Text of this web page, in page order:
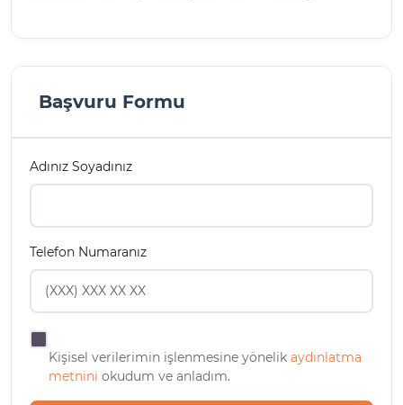
Başvuru Formu
Adınız Soyadınız
Telefon Numaranız
Kişisel verilerimin işlenmesine yönelik aydınlatma
metnini okudum ve anladım.